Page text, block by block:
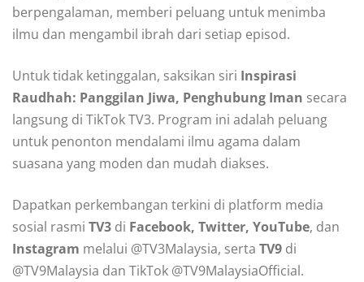
berpengalaman, memberi peluang untuk menimba
ilmu dan mengambil ibrah dari setiap episod.
Untuk tidak ketinggalan, saksikan siri Inspirasi
Raudhah: Panggilan Jiwa, Penghubung Iman secara
langsung di TikTok TV3. Program ini adalah peluang
untuk penonton mendalami ilmu agama dalam
suasana yang moden dan mudah diakses.
Dapatkan perkembangan terkini di platform media
sosial rasmi TV3 di Facebook, Twitter, YouTube, dan
Instagram melalui @TV3Malaysia, serta TV9 di
@TV9Malaysia dan TikTok @TV9MalaysiaOfficial.